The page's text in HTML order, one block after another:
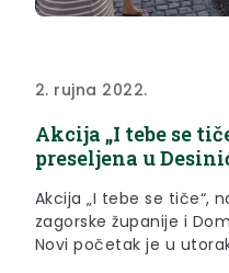
2. rujna 2022.
Akcija „I tebe se
preseljena u
Akcija „I tebe se tiče“,
zagorske županije i
Novi početak je u